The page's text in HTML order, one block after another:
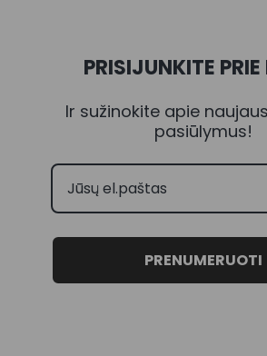
PRISIJUNKITE
Ir sužinokite apie
pasiūlymus!
PRENUMERUOTI